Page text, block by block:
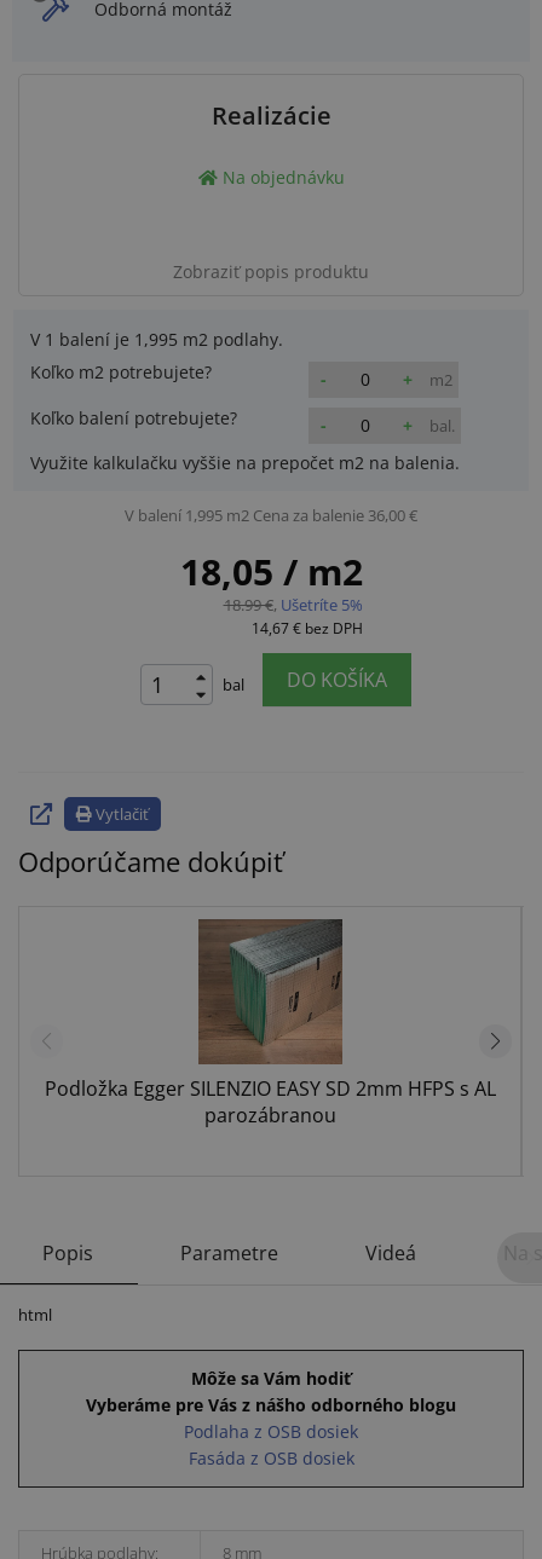
Odborná montáž
Realizácie
Na objednávku
Zobraziť popis produktu
V 1 balení je 1,995 m2 podlahy.
Koľko m2 potrebujete?
- + m2
Koľko balení potrebujete? - + bal.
Využite kalkulačku vyššie na prepočet m2 na balenia.
V balení 1,995 m2 Cena za balenie 36,00 €
18,05 / m2
18.99 €, Ušetríte 5%
14,67 € bez DPH
bal DO KOŠÍKA
Vytlačiť
Odporúčame dokúpiť
Podložka Egger SILENZIO EASY SD 2mm HFPS s AL
parozábranou
Popis Parametre Videá
html
Môže sa Vám hodiť
Vyberáme pre Vás z nášho odborného blogu
Podlaha z OSB dosiek
Fasáda z OSB dosiek
Hrúbka podlahy: 8 mm